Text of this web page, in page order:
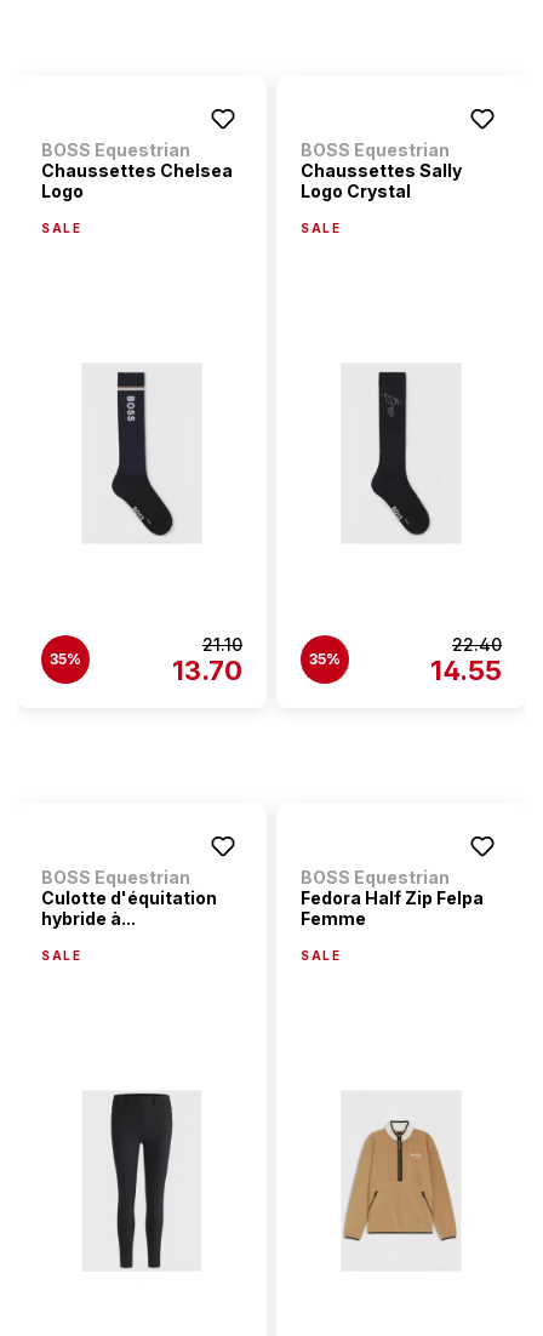
BOSS Equestrian
Chaussettes Chelsea
Logo
SALE
35%
21.10
13.70
BOSS Equestrian
Chaussettes Sally
Logo Crystal
SALE
35%
22.40
14.55
BOSS Equestrian
Culotte d'équitation
hybride à...
SALE
BOSS Equestrian
Fedora Half Zip Felpa
Femme
SALE